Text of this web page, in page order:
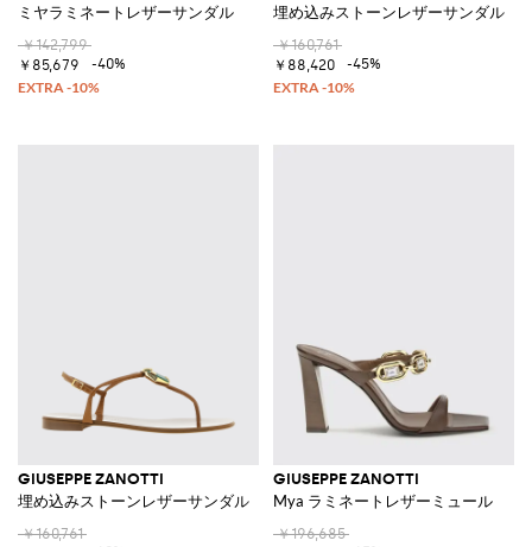
ミヤラミネートレザーサンダル
￥142,799
￥85,679
-40%
埋め込みストーンレザーサンダル
￥160,761
￥88,420
-45%
GIUSEPPE ZANOTTI
埋め込みストーンレザーサンダル
￥160,761
GIUSEPPE ZANOTTI
Mya ラミネートレザーミュール
￥196,685